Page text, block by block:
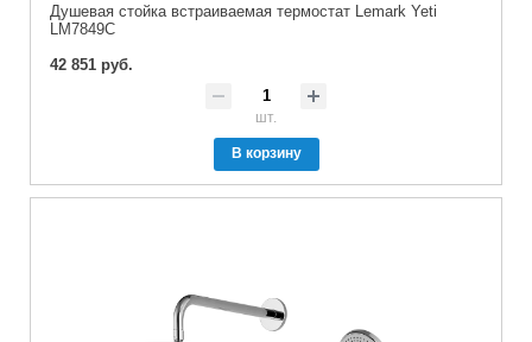
Душевая стойка встраиваемая термостат Lemark Yeti
LM7849C
42 851 руб.
шт.
В корзину